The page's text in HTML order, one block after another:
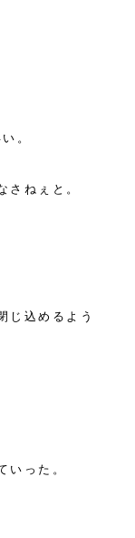
。
さねぇと。
じ込めるよう
いった。